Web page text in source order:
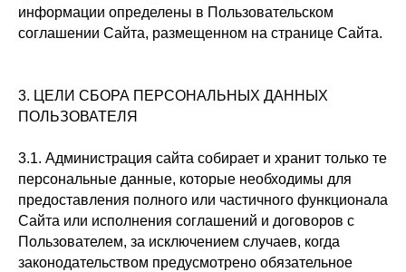
информации определены в Пользовательском
соглашении Сайта, размещенном на странице Сайта.
3. ЦЕЛИ СБОРА ПЕРСОНАЛЬНЫХ ДАННЫХ
ПОЛЬЗОВАТЕЛЯ
3.1. Администрация сайта собирает и хранит только те
персональные данные, которые необходимы для
предоставления полного или частичного функционала
Сайта или исполнения соглашений и договоров с
Пользователем, за исключением случаев, когда
законодательством предусмотрено обязательное